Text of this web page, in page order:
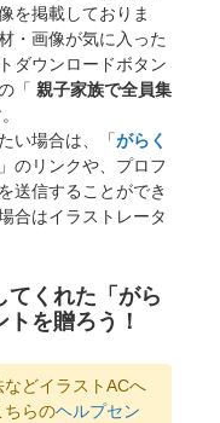
を掲載しておりま
・画像が気に入った
ダウンロードボタン
「 親子家族で全員集
い場合は、「がらく
のリンクや、プロフ
送信することができ
合はイラストレータ
てくれた「がら
を贈ろう！
どイラストACへ
ちらのヘルプセン